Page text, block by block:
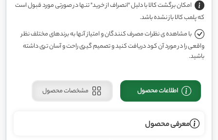
امکان برگشت کالا با دلیل "انصراف از خرید" تنها در صورتی مورد قبول است
که پلمب کالا باز نشده باشد.
با مشاهده ی نظرات مصرف کنندگان و امتیاز آنها به برندهای مختلف نظر
واقعی را در مورد آن کود دریافت کنید و تصمیم گیری راحت و آسان تری داشته
باشید.
اطلاعات محصول مشخصات محصول
معرفی محصول